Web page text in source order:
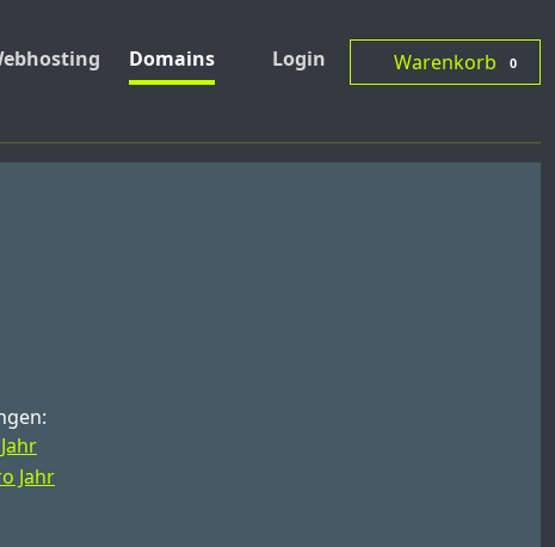
Domains Login Warenkorb 0
Jahr